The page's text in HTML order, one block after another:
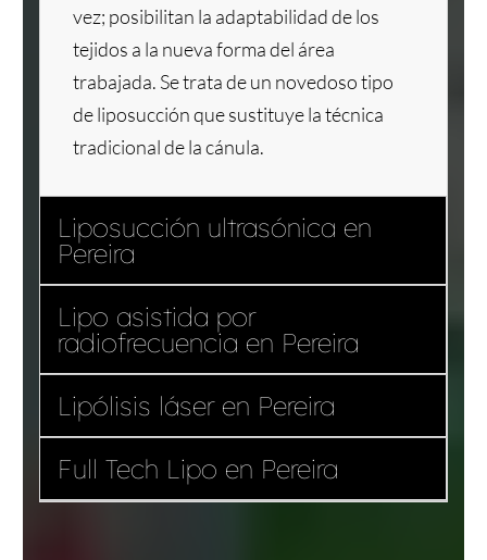
vez; posibilitan la adaptabilidad de los
tejidos a la nueva forma del área
trabajada. Se trata de un novedoso tipo
de liposucción que sustituye la técnica
tradicional de la cánula.
Liposucción ultrasónica en
Pereira
Lipo asistida por
radiofrecuencia en Pereira
Lipólisis láser en Pereira
Full Tech Lipo en Pereira